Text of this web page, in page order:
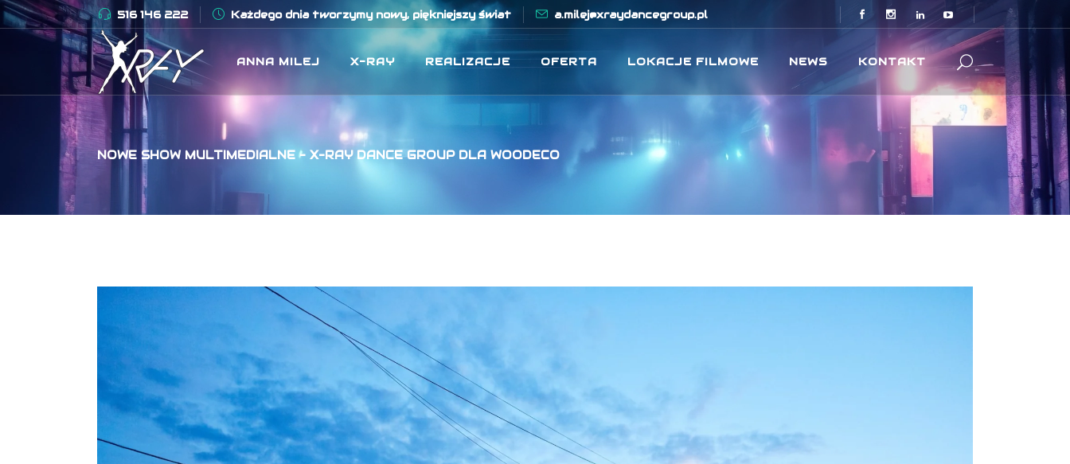
516 146 222 Każdego dnia tworzymy nowy, piękniejszy świat a.milej@xraydancegroup.pl
ANNA MILEJ X-RAY REALIZACJE OFERTA LOKACJE FILMOWE NEWS KONTAKT
NOWE SHOW MULTIMEDIALNE – X-RAY DANCE GROUP DLA WOODECO